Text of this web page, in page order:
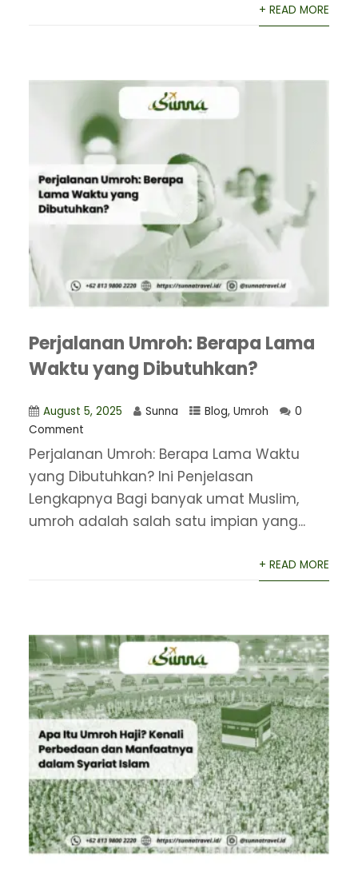
+ READ MORE
Perjalanan Umroh: Berapa Lama
Waktu yang Dibutuhkan?
August 5, 2025 Sunna Blog, Umroh
0
Comment
Perjalanan Umroh: Berapa Lama Waktu
yang Dibutuhkan? Ini Penjelasan
Lengkapnya Bagi banyak umat Muslim,
umroh adalah salah satu impian yang...
+ READ MORE